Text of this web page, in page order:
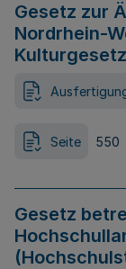
Gesetz zur
Nordrhein-
Seite 550
Gesetz